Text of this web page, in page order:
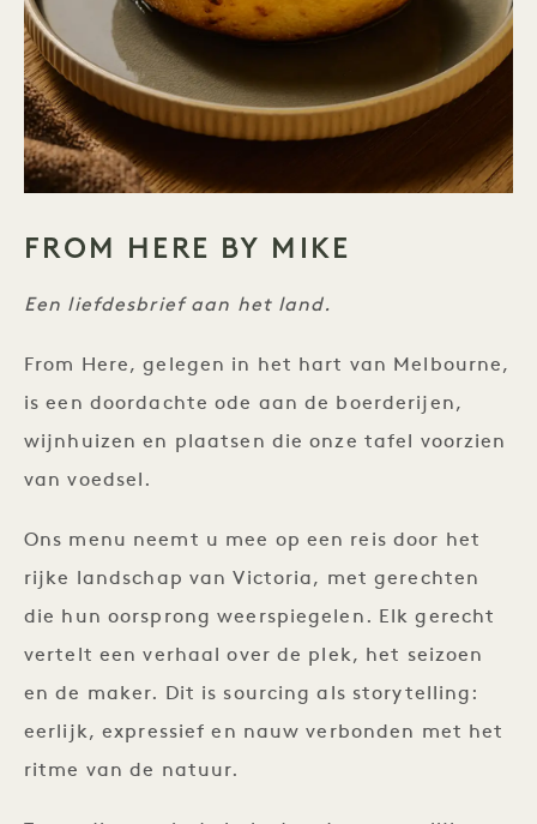
FROM HERE BY MIKE
Een liefdesbrief aan het land.
From Here, gelegen in het hart van Melbourne,
is een doordachte ode aan de boerderijen,
wijnhuizen en plaatsen die onze tafel voorzien
van voedsel.
Ons menu neemt u mee op een reis door het
rijke landschap van Victoria, met gerechten
die hun oorsprong weerspiegelen. Elk gerecht
vertelt een verhaal over de plek, het seizoen
en de maker. Dit is sourcing als storytelling:
eerlijk, expressief en nauw verbonden met het
ritme van de natuur.